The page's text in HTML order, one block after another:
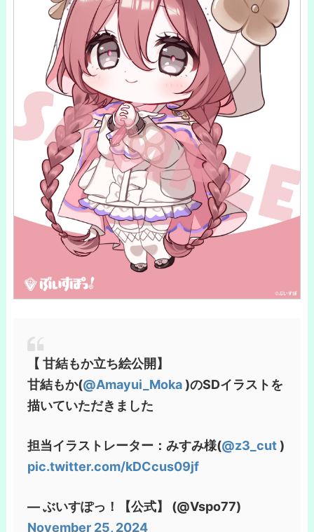
【️ 甘結もか立ち絵公開】
甘結もか(@Amayui_Moka)のSDイラストを
描いていただきました
担当イラストレーター：みすみ様(@z3_cut)
pic.twitter.com/kDCcus09jf
— ぶいすぽっ！【公式】 (@Vspo77)
November 25, 2024